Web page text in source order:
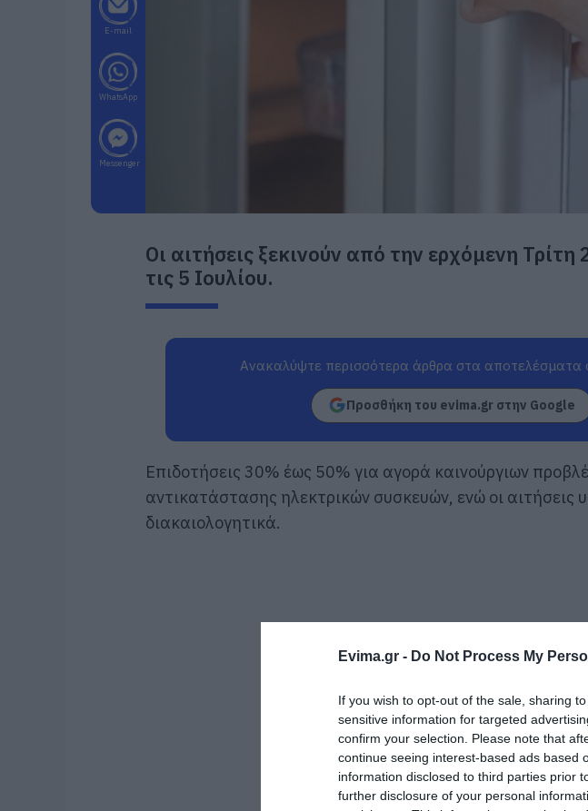
Evima.gr - Do Not Process My
If you wish to opt-out of the sale, sharing
sensitive information for targeted
confirm your selection. Please note that
continue seeing interest-based ads based
information disclosed to third parties prior
further disclosure of your personal
E-mail
WhatsApp
Messenger
Οι αιτήσεις ξεκινούν από την ερχόμενη Τρίτη
τις 5 Ιουλίου.
Ανακαλύψτε περισσότερα άρθρα στα αποτελέσματα
Προσθήκη του evima.gr στην Google
Επιδοτήσεις 30% έως 50% για αγορά καινούργιων
αντικατάστασης ηλεκτρικών συσκευών, ενώ οι αιτήσεις
διακαιολογητικά.